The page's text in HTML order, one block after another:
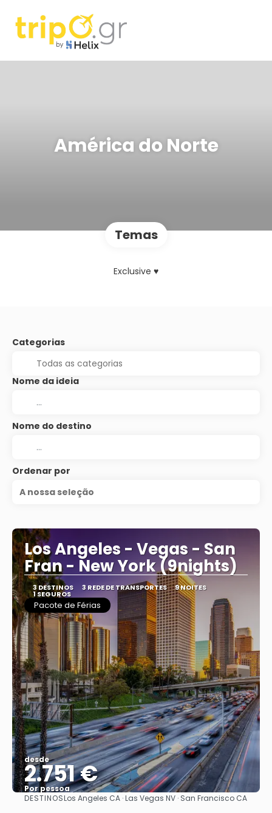
América do Norte
Temas
Exclusive ♥
Categorias
Nome da ideia
Nome do destino
Ordenar por
A nossa seleção
Los Angeles - Vegas - San
Fran - New York (9nights)
3 DESTINOS 3 REDE DE TRANSPORTES 9 NOITES
1 SEGUROS
Pacote de Férias
desde
2.751 €
Por pessoa
Vejo
DESTINOSLos Angeles CA · Las Vegas NV · San Francisco CA